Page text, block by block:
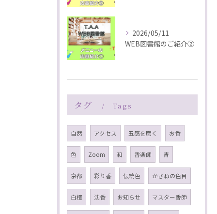
2026/05/11
WEB図書館のご紹介②
タグ Tags
自然 アクセス 五感を磨く お香
色 Zoom 和 香楽師 青
京都 彩り香 伝統色 かさねの色目
白檀 沈香 お知らせ マスター香師